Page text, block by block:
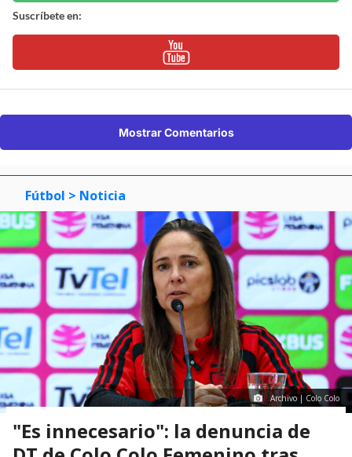
Suscríbete en:
Mostrar Comentarios
Fútbol > Noticia
Archivo | Colo Colo
"Es innecesario": la denuncia de